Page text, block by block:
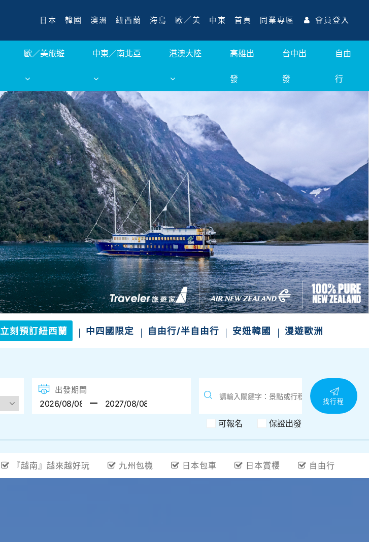
日本 韓國 澳洲 紐西蘭 海島 歐／美 中東 首頁 同業專區 會員登入
歐／美旅遊 中東／南北亞 港澳大陸 高雄出
發
台中出
發
自由
行
立刻預訂紐西蘭 中四國限定 自由行/半自由行 安妞韓國 漫遊歐洲
出發期間
可報名 保證出發
找行程
『越南』越來越好玩 九州包機 日本包車 日本賞櫻 自由行